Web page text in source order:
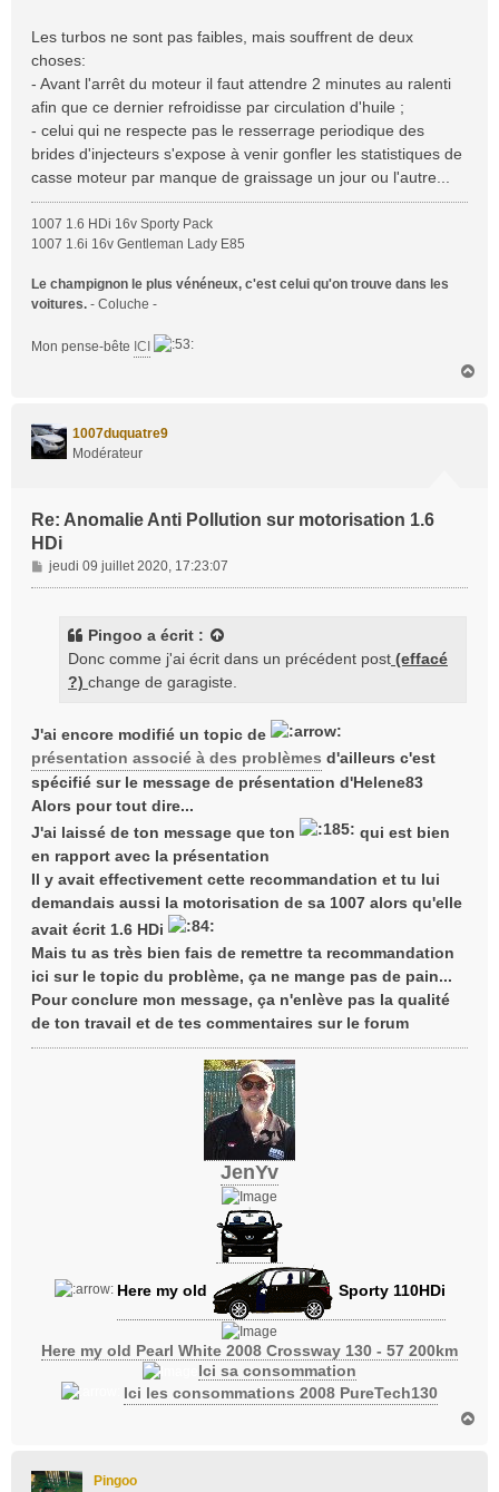
Les turbos ne sont pas faibles, mais souffrent de deux
choses:
- Avant l'arrêt du moteur il faut attendre 2 minutes au ralenti
afin que ce dernier refroidisse par circulation d'huile ;
- celui qui ne respecte pas le resserrage periodique des
brides d'injecteurs s'expose à venir gonfler les statistiques de
casse moteur par manque de graissage un jour ou l'autre...
1007 1.6 HDi 16v Sporty Pack
1007 1.6i 16v Gentleman Lady E85
Le champignon le plus vénéneux, c'est celui qu'on trouve dans les
voitures. - Coluche -
Mon pense-bête ICI
1007duquatre9
Modérateur
Re: Anomalie Anti Pollution sur motorisation 1.6
HDi
M
e
jeudi 09 juillet 2020, 17:23:07
Pingoo a écrit :
Donc comme j'ai écrit dans un précédent post (effacé
?) change de garagiste.
J'ai encore modifié un topic de
présentation associé à des problèmes d'ailleurs c'est
spécifié sur le message de présentation d'Helene83
Alors pour tout dire...
J'ai laissé de ton message que ton
qui est bien
en rapport avec la présentation
Il y avait effectivement cette recommandation et tu lui
demandais aussi la motorisation de sa 1007 alors qu'elle
avait écrit 1.6 HDi
Mais tu as très bien fais de remettre ta recommandation
ici sur le topic du problème, ça ne mange pas de pain...
Pour conclure mon message, ça n'enlève pas la qualité
de ton travail et de tes commentaires sur le forum
JenYv
Here my old Sporty 110HDi
Here my old Pearl White 2008 Crossway 130 - 57 200km
Ici sa consommation
Ici les consommations 2008 PureTech130
Pingoo